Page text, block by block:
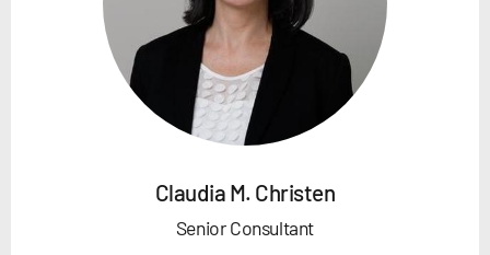
Claudia M. Christen
Senior Consultant